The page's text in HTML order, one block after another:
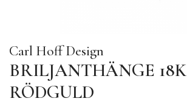
Carl Hoff Design
BRILJANTHÄNGE 18K
RÖDGULD